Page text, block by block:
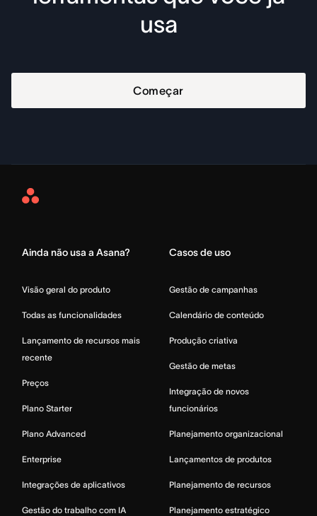
usa
Começar
Asana
Ainda não usa a Asana?
Visão geral do produto
Todas as funcionalidades
Lançamento de recursos mais
recente
Preços
Plano Starter
Plano Advanced
Enterprise
Integrações de aplicativos
Gestão do trabalho com IA
Casos de uso
Gestão de campanhas
Calendário de conteúdo
Produção criativa
Gestão de metas
Integração de novos
funcionários
Planejamento organizacional
Lançamentos de produtos
Planejamento de recursos
Planejamento estratégico